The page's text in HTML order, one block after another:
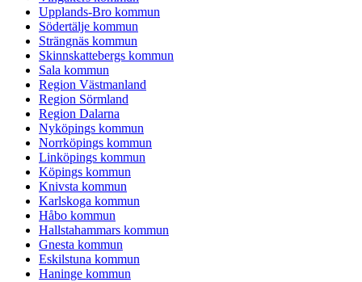
Upplands-Bro kommun
Södertälje kommun
Strängnäs kommun
Skinnskattebergs kommun
Sala kommun
Region Västmanland
Region Sörmland
Region Dalarna
Nyköpings kommun
Norrköpings kommun
Linköpings kommun
Köpings kommun
Knivsta kommun
Karlskoga kommun
Håbo kommun
Hallstahammars kommun
Gnesta kommun
Eskilstuna kommun
Haninge kommun